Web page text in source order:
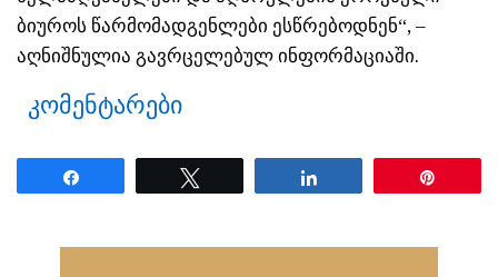
ბიუროს წარმომადგენლები ესწრებოდნენ“, –
აღნიშნულია გავრცელებულ ინფორმაციაში.
კომენტარები